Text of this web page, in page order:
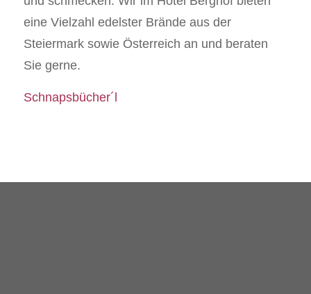
eine Vielzahl edelster Brände aus der
Steiermark sowie Österreich an und beraten
Sie gerne.
Schnapsbücher´l